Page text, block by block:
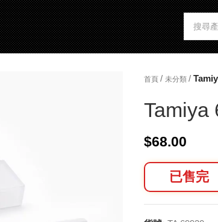
首頁 / 未分類 /
Tamiya
$68.00
已售完